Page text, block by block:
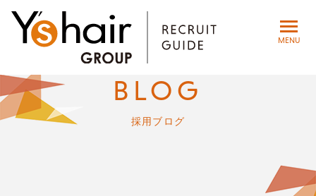
toggle
MENU
BLOG
採用ブログ